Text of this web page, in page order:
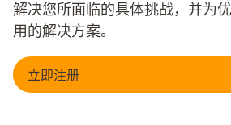
解决您所面临的具体挑战，并为
用的解决方案。
立即注册